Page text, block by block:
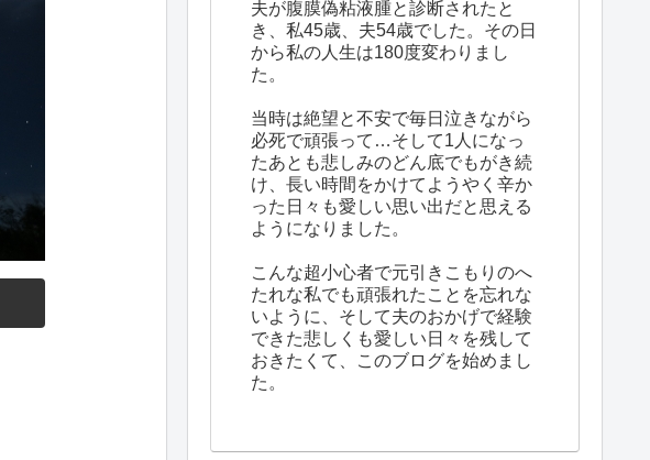
夫が腹膜偽粘液腫と診断されたと
き、私45歳、夫54歳でした。その日
から私の人生は180度変わりまし
た。
当時は絶望と不安で毎日泣きながら
必死で頑張って…そして1人になっ
たあとも悲しみのどん底でもがき続
け、長い時間をかけてようやく辛か
った日々も愛しい思い出だと思える
ようになりました。
こんな超小心者で元引きこもりのへ
たれな私でも頑張れたことを忘れな
いように、そして夫のおかげで経験
できた悲しくも愛しい日々を残して
おきたくて、このブログを始めまし
た。